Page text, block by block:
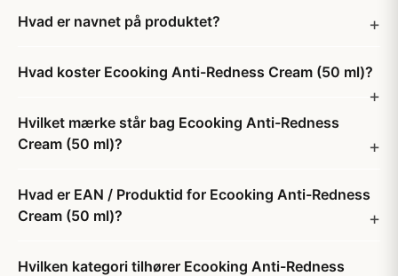
Hvad er navnet på produktet?
Hvad koster Ecooking Anti-Redness Cream (50 ml)?
Hvilket mærke står bag Ecooking Anti-Redness
Cream (50 ml)?
Hvad er EAN / Produktid for Ecooking Anti-Redness
Cream (50 ml)?
Hvilken kategori tilhører Ecooking Anti-Redness